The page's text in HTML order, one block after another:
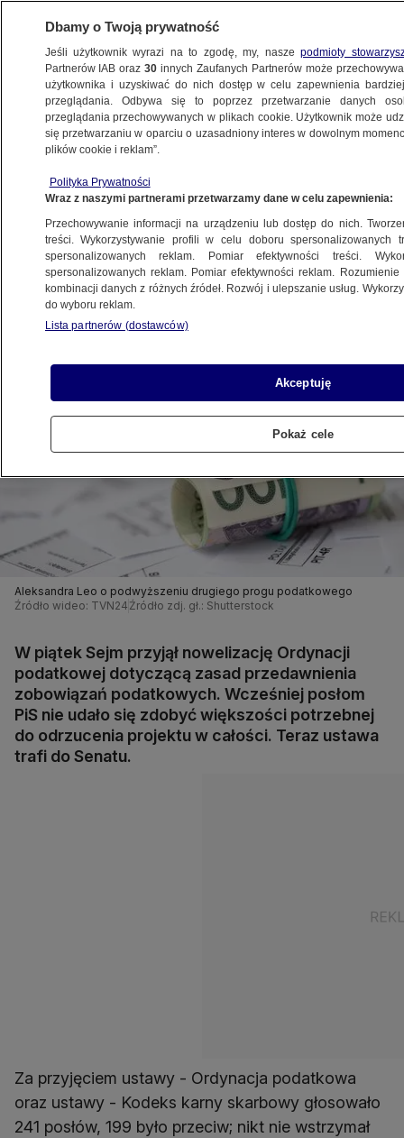
BIZNES
Z KRAJU
Jest decyzja Sejmu
Oprac.Bartłomiej Ciepielewski
15.05.2026, 15:42
Posłuchaj artykułu
Czyta lektor AI
Aleksandra Leo o podwyższeniu drugiego progu podatkowego
Źródło wideo: TVN24 Źródło zdj. gł.: Shutterstock
W piątek Sejm przyjął nowelizację Ordynacji
podatkowej dotyczącą zasad przedawnienia
zobowiązań podatkowych. Wcześniej posłom
PiS nie udało się zdobyć większości potrzebnej
do odrzucenia projektu w całości. Teraz ustawa
trafi do Senatu.
Za przyjęciem ustawy - Ordynacja podatkowa
oraz ustawy - Kodeks karny skarbowy głosowało
241 posłów, 199 było przeciw; nikt nie wstrzymał
Dbamy o Twoją prywatność
Jeśli użytkownik wyrazi na to zgodę, my, naszepodmioty
Partnerów IAB oraz30 innych Zaufanych Partnerów może
użytkownika i uzyskiwać do nich dostęp w celu zapewnienia
przeglądania. Odbywa się to poprzez przetwarzanie danych
przeglądania przechowywanych w plikach cookie. Użytkownik może
się przetwarzaniu w oparciu o uzasadniony interes w dowolnym
plików cookie i reklam”.
Polityka Prywatności
Wraz z naszymi partnerami przetwarzamy dane w celu zapewnienia:
Przechowywanie informacji na urządzeniu lub dostęp do nich.
treści. Wykorzystywanie profili w celu doboru spersonalizowanych
spersonalizowanych reklam. Pomiar efektywności treści.
spersonalizowanych reklam. Pomiar efektywności reklam.
kombinacji danych z różnych źródeł. Rozwój i ulepszanie usług.
do wyboru reklam.
Lista partnerów (dostawców)
Akceptuję
Pokaż cele